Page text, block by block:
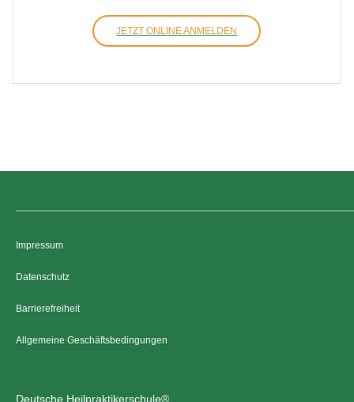
JETZT ONLINE ANMELDEN
Impressum
Datenschutz
Barrierefreiheit
Allgemeine Geschäftsbedingungen
Deutsche Heilpraktikerschule®